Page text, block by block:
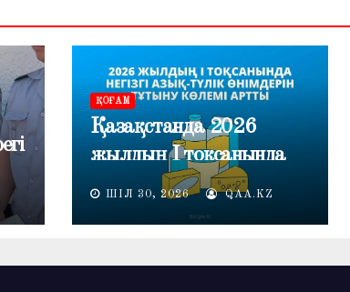
ҚОҒАМ
Қазақстанда 2026
жылдың I тоқсанында
негізгі азық-түлік
өнімдерін тұтыну көлемі
ШІЛ 30, 2026 QAA.KZ